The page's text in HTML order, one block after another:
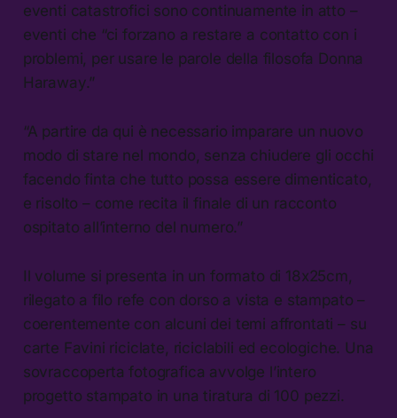
eventi catastrofici sono continuamente in atto –
eventi che “ci forzano a restare a contatto con i
problemi, per usare le parole della filosofa Donna
Haraway.”
“A partire da qui è necessario imparare un nuovo
modo di stare nel mondo, senza chiudere gli occhi
facendo finta che tutto possa essere dimenticato,
e risolto – come recita il finale di un racconto
ospitato all’interno del numero.”
Il volume si presenta in un formato di 18x25cm,
rilegato a filo refe con dorso a vista e stampato –
coerentemente con alcuni dei temi affrontati – su
carte Favini riciclate, riciclabili ed ecologiche. Una
sovraccoperta fotografica avvolge l’intero
progetto stampato in una tiratura di 100 pezzi.